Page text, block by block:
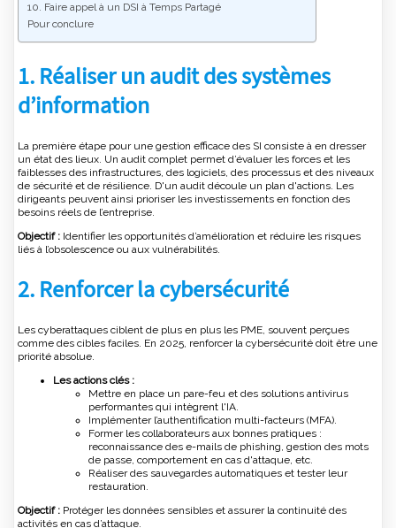
10. Faire appel à un DSI à Temps Partagé
Pour conclure
1. Réaliser un audit des systèmes
d’information
La première étape pour une gestion efficace des SI consiste à en dresser
un état des lieux. Un audit complet permet d’évaluer les forces et les
faiblesses des infrastructures, des logiciels, des processus et des niveaux
de sécurité et de résilience. D'un audit découle un plan d'actions. Les
dirigeants peuvent ainsi prioriser les investissements en fonction des
besoins réels de l’entreprise.
Objectif : Identifier les opportunités d’amélioration et réduire les risques
liés à l’obsolescence ou aux vulnérabilités.
2. Renforcer la cybersécurité
Les cyberattaques ciblent de plus en plus les PME, souvent perçues
comme des cibles faciles. En 2025, renforcer la cybersécurité doit être une
priorité absolue.
Les actions clés :
Mettre en place un pare-feu et des solutions antivirus
performantes qui intègrent l'IA.
Implémenter l’authentification multi-facteurs (MFA).
Former les collaborateurs aux bonnes pratiques :
reconnaissance des e-mails de phishing, gestion des mots
de passe, comportement en cas d'attaque, etc.
Réaliser des sauvegardes automatiques et tester leur
restauration.
Objectif : Protéger les données sensibles et assurer la continuité des
activités en cas d’attaque.